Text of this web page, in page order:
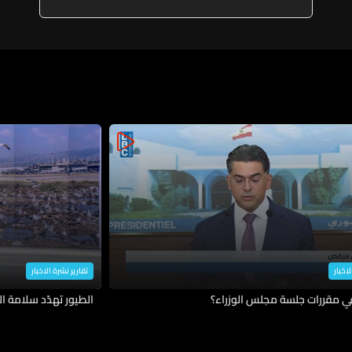
مقررات جلسة مجلس الوزراء؟
تقارير نشرة الاخبار
الطيور تهدّد سلامة